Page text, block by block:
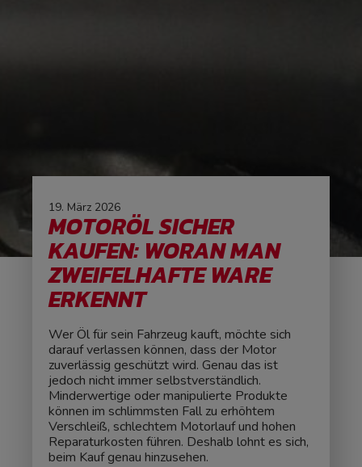
19. März 2026
MOTORÖL SICHER
KAUFEN: WORAN MAN
ZWEIFELHAFTE WARE
ERKENNT
Wer Öl für sein Fahrzeug kauft, möchte sich
darauf verlassen können, dass der Motor
zuverlässig geschützt wird. Genau das ist
jedoch nicht immer selbstverständlich.
Minderwertige oder manipulierte Produkte
können im schlimmsten Fall zu erhöhtem
Verschleiß, schlechtem Motorlauf und hohen
Reparaturkosten führen. Deshalb lohnt es sich,
beim Kauf genau hinzusehen.